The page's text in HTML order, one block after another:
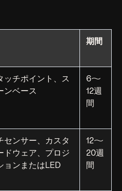
期間
ッチポイント、ス
ンベース
6〜
12週
間
センサー、カスタ
ドウェア、プロジ
ョンまたはLED
12〜
20週
間